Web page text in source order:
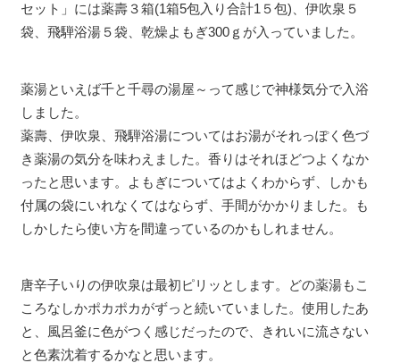
セット」には薬壽３箱(1箱5包入り合計1５包)、伊吹泉５
袋、飛騨浴湯５袋、乾燥よもぎ300ｇが入っていました。
薬湯といえば千と千尋の湯屋～って感じで神様気分で入浴
しました。
薬壽、伊吹泉、飛騨浴湯についてはお湯がそれっぽく色づ
き薬湯の気分を味わえました。香りはそれほどつよくなか
ったと思います。よもぎについてはよくわからず、しかも
付属の袋にいれなくてはならず、手間がかかりました。も
しかしたら使い方を間違っているのかもしれません。
唐辛子いりの伊吹泉は最初ピリッとします。どの薬湯もこ
ころなしかポカポカがずっと続いていました。使用したあ
と、風呂釜に色がつく感じだったので、きれいに流さない
と色素沈着するかなと思います。